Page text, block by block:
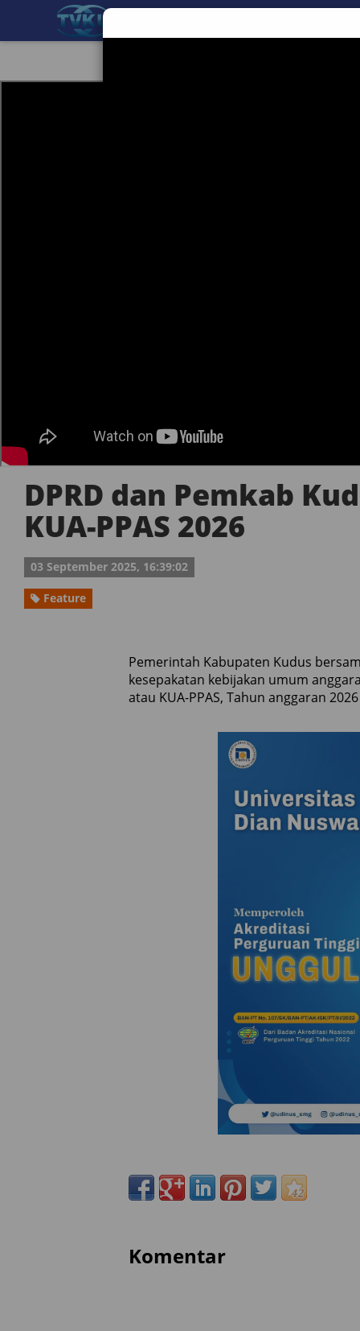
DPRD dan Pemkab
KUA-PPAS 2026
03 September 2025, 16:39:02
Feature
Pemerintah Kabupaten Kudus
kesepakatan kebijakan umum
atau KUA-PPAS, Tahun anggaran
Komentar